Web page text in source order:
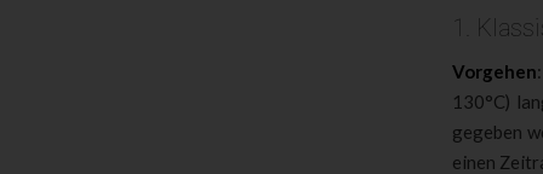
1.
Vorgehen
130°C)
gegeben
einen